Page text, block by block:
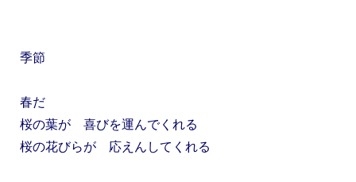
季節
春だ
桜の葉が 喜びを運んでくれる
桜の花びらが 応えんしてくれる